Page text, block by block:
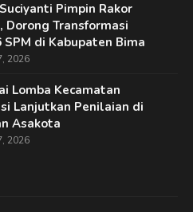
Pimpin Rakor
Dorong Transformasi
SPM di Kabupaten Bima
2026
Lomba Kecamatan
Lanjutkan Penilaian di
Asakota
2026